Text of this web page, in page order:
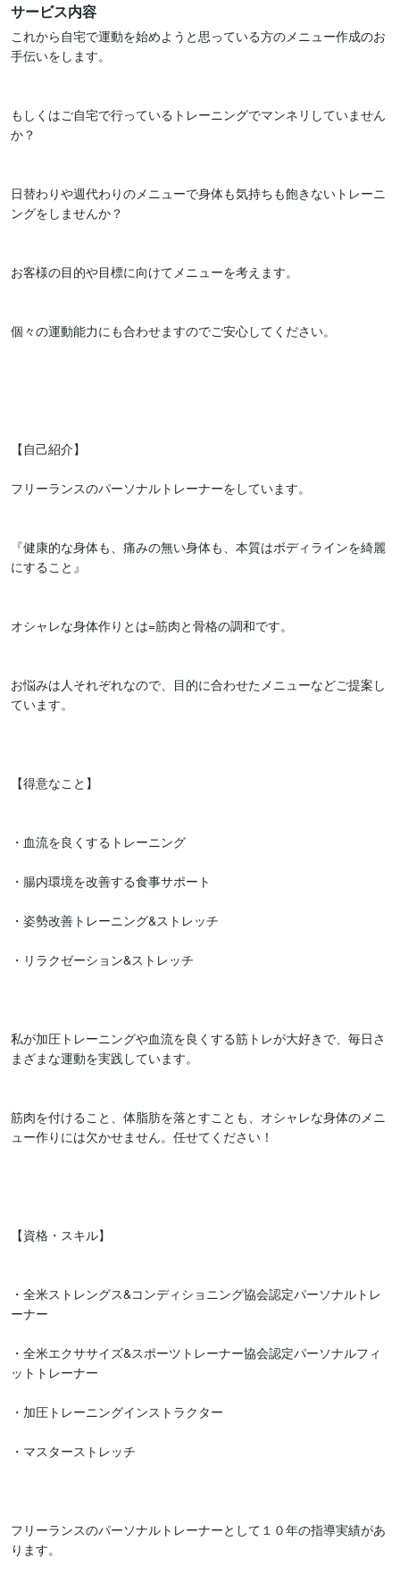
サービス内容
これから自宅で運動を始めようと思っている方のメニュー作成のお
手伝いをします。
もしくはご自宅で行っているトレーニングでマンネリしていません
か？
日替わりや週代わりのメニューで身体も気持ちも飽きないトレーニ
ングをしませんか？
お客様の目的や目標に向けてメニューを考えます。
個々の運動能力にも合わせますのでご安心してください。
【自己紹介】
フリーランスのパーソナルトレーナーをしています。
『健康的な身体も、痛みの無い身体も、本質はボディラインを綺麗
にすること』
オシャレな身体作りとは=筋肉と骨格の調和です。
お悩みは人それぞれなので、目的に合わせたメニューなどご提案し
ています。
【得意なこと】
・血流を良くするトレーニング
・腸内環境を改善する食事サポート
・姿勢改善トレーニング&ストレッチ
・リラクゼーション&ストレッチ
私が加圧トレーニングや血流を良くする筋トレが大好きで、毎日さ
まざまな運動を実践しています。
筋肉を付けること、体脂肪を落とすことも、オシャレな身体のメニ
ュー作りには欠かせません。任せてください！
【資格・スキル】
・全米ストレングス&コンディショニング協会認定パーソナルトレ
ーナー
・全米エクササイズ&スポーツトレーナー協会認定パーソナルフィ
ットトレーナー
・加圧トレーニングインストラクター
・マスターストレッチ
フリーランスのパーソナルトレーナーとして１０年の指導実績があ
ります。